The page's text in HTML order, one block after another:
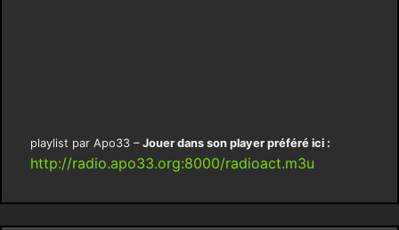
playlist par Apo33 – Jouer dans son player préféré ici :
http://radio.apo33.org:8000/radioact.m3u